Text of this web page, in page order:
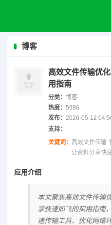
博客
高效文件传输优
用指南
分类： 博客
热度： 5986
发布： 2026-05-12
支持：
关键词： 高效文件传输
让资料分享快
应用介绍
本文聚焦高效文件传输
享快速如飞的实用指南
速传输工具、优化网络